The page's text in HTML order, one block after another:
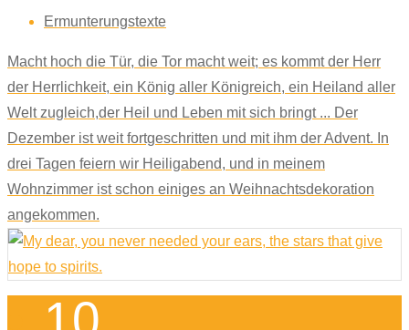
Ermunterungstexte
Macht hoch die Tür, die Tor macht weit; es kommt der Herr
der Herrlichkeit, ein König aller Königreich, ein Heiland aller
Welt zugleich,der Heil und Leben mit sich bringt ... Der
Dezember ist weit fortgeschritten und mit ihm der Advent. In
drei Tagen feiern wir Heiligabend, und in meinem
Wohnzimmer ist schon einiges an Weihnachtsdekoration
angekommen.